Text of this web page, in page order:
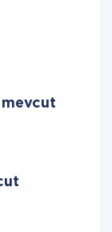
mevcut